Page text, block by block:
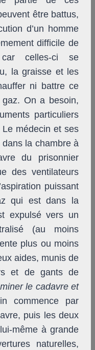
être battus,
d’un homme
difficile de
celles-ci se
la graisse et les
ni battre ce
On a besoin,
particuliers
Le médecin et ses
la chambre à
du prisonnier
des ventilateurs
puissant
qui est dans la
expulsé vers un
(au moins
plus ou moins
aides, munis de
et de gants de
le cadavre et
commence par
puis les deux
même à grande
naturelles,